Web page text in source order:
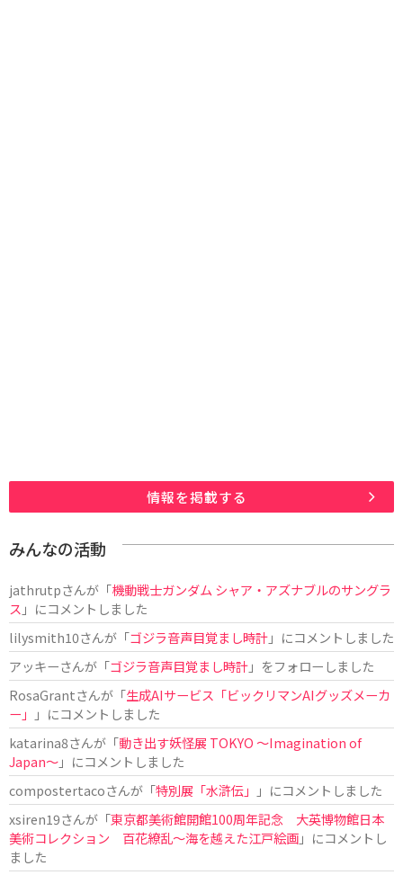
情報を掲載する
みんなの活動
jathrutpさんが「機動戦士ガンダム シャア・アズナブルのサングラ
ス 」にコメントしました
lilysmith10さんが「ゴジラ音声目覚まし時計」にコメントしました
アッキーさんが「ゴジラ音声目覚まし時計」をフォローしました
RosaGrantさんが「生成AIサービス「ビックリマンAIグッズメーカ
ー」
」にコメントしました
katarina8さんが「動き出す妖怪展 TOKYO 〜Imagination of
Japan〜」にコメントしました
compostertacoさんが「特別展「水滸伝」
」にコメントしました
xsiren19さんが「東京都美術館開館100周年記念 大英博物館日本
美術コレクション 百花繚乱～海を越えた江戸絵画」にコメントし
ました